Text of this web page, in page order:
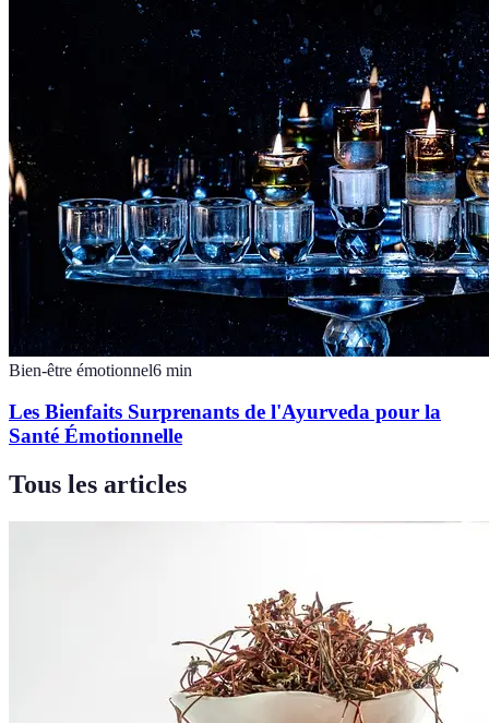
Bien-être émotionnel6 min
Les Bienfaits Surprenants de l'Ayurveda pour la
Santé Émotionnelle
Tous les articles